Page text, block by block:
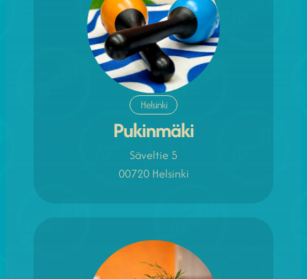
Helsinki
Pukinmäki
Säveltie 5
00720 Helsinki